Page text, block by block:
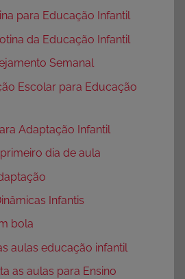
para Educação Infantil
da Educação Infantil
Semanal
Escolar para Educação
Adaptação Infantil
dia de aula
Infantis
bola
aulas educação infantil
as aulas para Ensino